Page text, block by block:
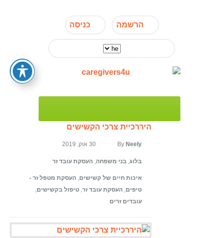
הרשמה כניסה
היררכיית צרכי הקשישים
By Neely 30 אוק, 2019
בלוג, בני משפחה, העסקת עובד זר
איכות חיים של קשישים, העסקת מטפל זר -
טיפים, העסקת עובד זר, טיפול בקשישים,
עובדים זרים